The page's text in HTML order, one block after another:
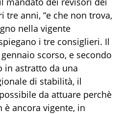
anni, “e che non trova,
nella vigente
i tre consiglieri. Il
scorso, e secondo
in astratto da una
di stabilità, il
da attuare perchè
è ancora vigente, in